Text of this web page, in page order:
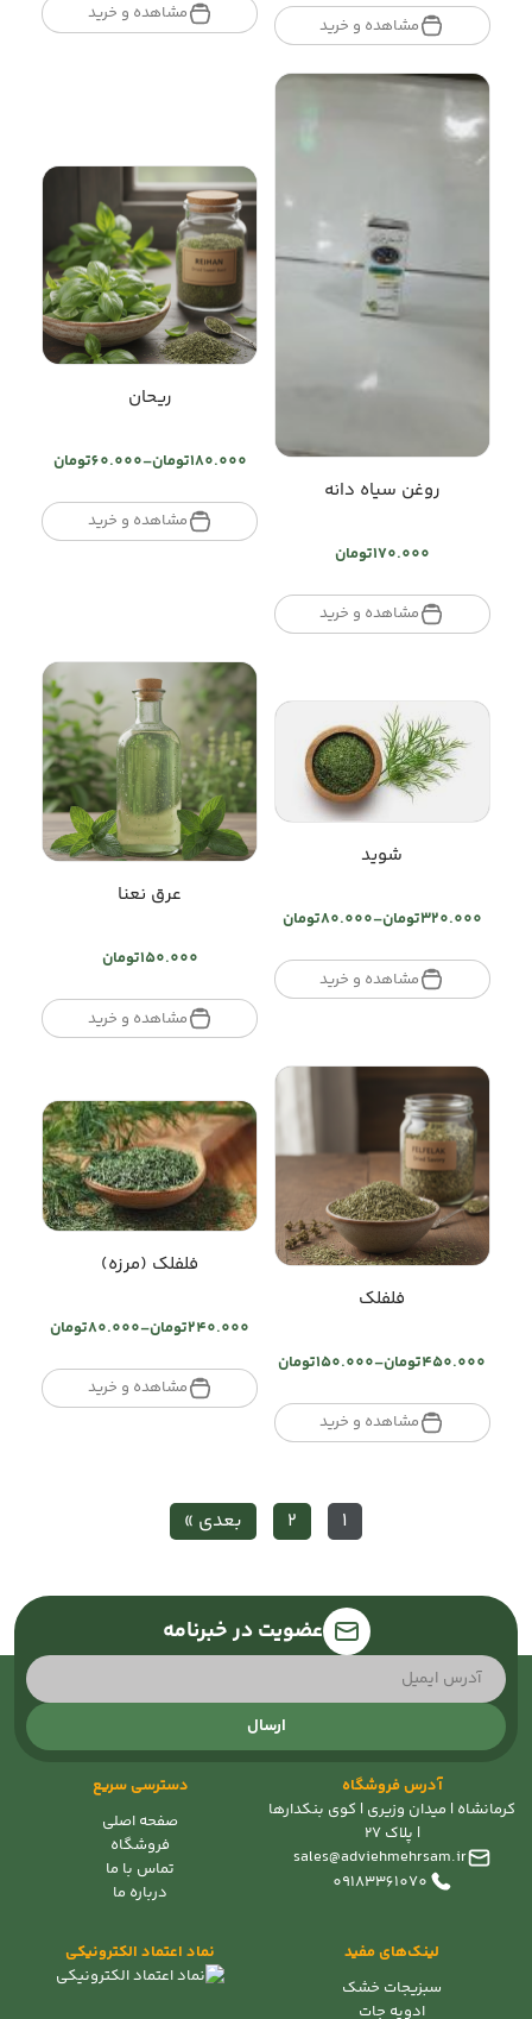
تومان80.000
through
تومان320.000
مشاهده و خرید
مشاهده و خرید
روغن سیاه دانه
تومان170.000
مشاهده و خرید
ریحان
تومان180.000
– تومان60.000
Price
تومان60.000
through
مشاهده و خرید
شوید
تومان320.000
– تومان80.000
Price
تومان80.000
through
مشاهده و خرید
عرق نعنا
تومان150.000
مشاهده و خرید
فلفلک
تومان450.000
– تومان150.000
Price
تومان150.000
through
مشاهده و خرید
فلفلک (مرزه)
تومان240.000
– تومان80.000
Price
تومان80.000
through
مشاهده و خرید
1
2 بعدی »
عضویت در خبرنامه
ارسال
آدرس فروشگاه
کرمانشاه | میدان وزیری | کوی بنکدارها
| پلاک 27
sales@adviehmehrsam.ir
09183361070
دسترسی سریع
صفحه اصلی
فروشگاه
تماس با ما
درباره ما
لینک‌های مفید
سبزیجات خشک
ادویه جات
نماد اعتماد الکترونیکی